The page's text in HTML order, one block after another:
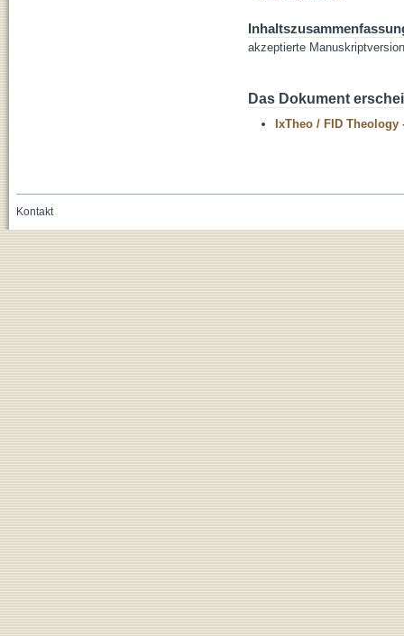
akzeptierte Manuskriptversion
Das Dokument
IxTheo / FID Theology
Kontakt